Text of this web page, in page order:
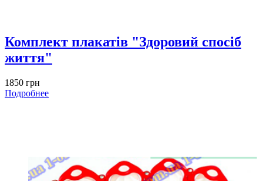
Комплект плакатів "Здоровий спосіб
життя"
1850 грн
Подробнее